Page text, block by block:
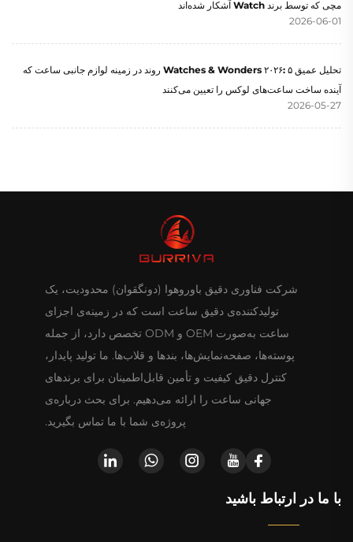
مچی که توسط برند Watch آشکار شده‌اند
2026-06-01
تحلیل عمیق Watches & Wonders ۲۰۲۶: ۵ روند در زمینه لوازم جانبی ساعت که
آینده ساخت ساعت‌های لوکس را تعیین می‌کنند
2026-05-27
شرکت فناوری دقیق باوروهوا (دونگقوان) محدودیت، یک
تولیدکننده‌ی دقیق ساعت است که در زمینه‌ی اجزای
ساعت به‌صورت OEM و ODM تخصص دارد، از جمله
پوسته‌ها، صفحه‌نمایش‌ها، بندها و قلاب‌ها. ما تولید پایدار،
کنترل دقیق کیفیت و تأمین قابل‌اطمینان برای برندهای
جهانی ساعت را ارائه می‌دهیم. برای بحث درباره‌ی
پروژه‌ی شما با ما تماس بگیرید.
با ما در ارتباط باشید